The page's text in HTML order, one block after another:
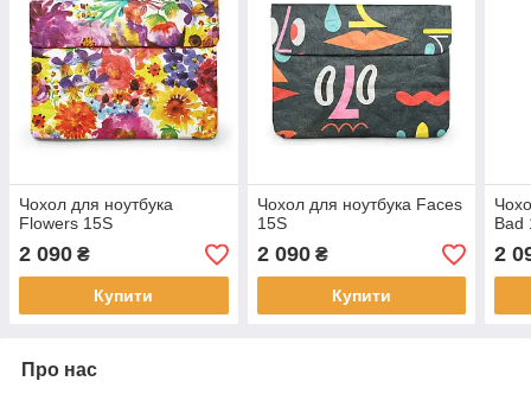
Чохол для ноутбука
Flowers 15S
2 090 ₴
Купити
Чохол для ноутбука Faces
15S
2 090₴
Купити
Bad
2
Про нас